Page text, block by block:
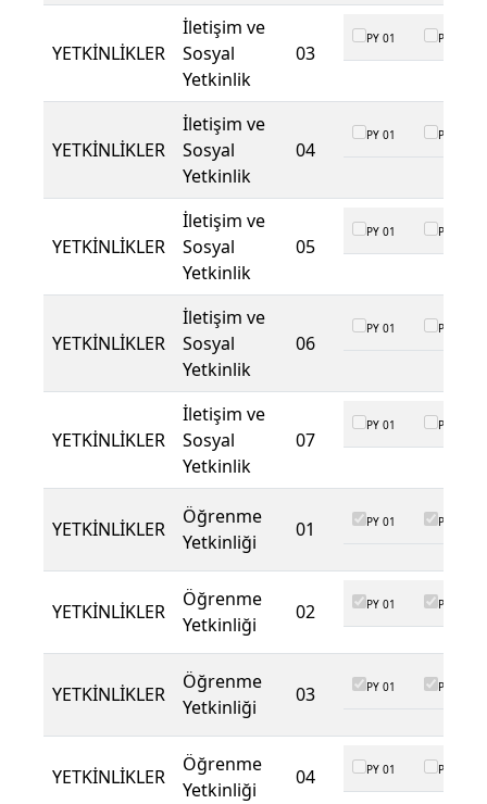
YETKİNLİKLER
İletişim ve
Sosyal
Yetkinlik
03
PY 01 PY 02
YETKİNLİKLER
İletişim ve
Sosyal
Yetkinlik
04
PY 01 PY 02
YETKİNLİKLER
İletişim ve
Sosyal
Yetkinlik
05
PY 01 PY 02
YETKİNLİKLER
İletişim ve
Sosyal
Yetkinlik
06
PY 01 PY 02
YETKİNLİKLER
İletişim ve
Sosyal
Yetkinlik
07
PY 01 PY 02
YETKİNLİKLER
Öğrenme
Yetkinliği
01 PY 01 PY 02
YETKİNLİKLER
Öğrenme
Yetkinliği
02 PY 01 PY 02
YETKİNLİKLER
Öğrenme
Yetkinliği
03 PY 01 PY 02
YETKİNLİKLER
Öğrenme
Yetkinliği
04 PY 01 PY 02